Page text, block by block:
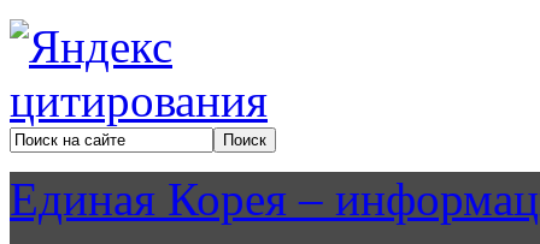
Единая Корея –